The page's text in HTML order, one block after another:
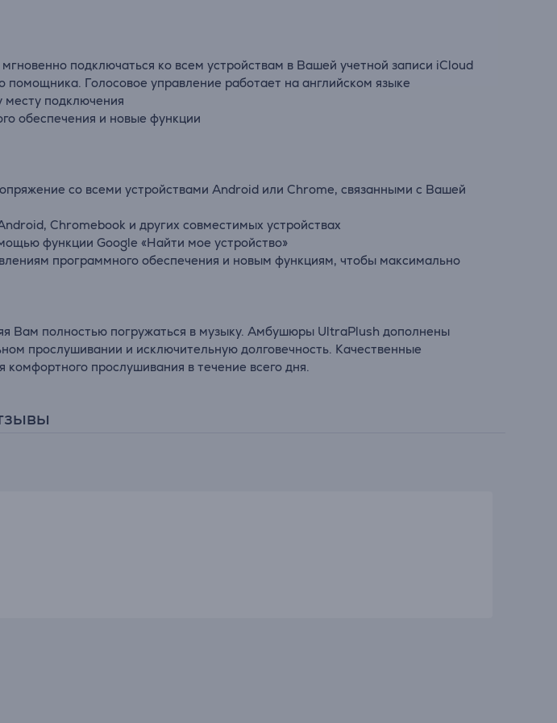
подключаться ко всем устройствам в Вашей учетной записи iCloud
помощника. Голосовое управление работает на английском языке
месту подключения
обеспечения и новые функции
со всеми устройствами Android или Chrome, связанными с Вашей
Chromebook и других совместимых устройствах
функции Google «Найти мое устройство»
программного обеспечения и новым функциям, чтобы максимально
Вам полностью погружаться в музыку. Амбушюры UltraPlush дополнены
прослушивании и исключительную долговечность. Качественные
прослушивания в течение всего дня.